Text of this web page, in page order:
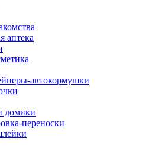
аптека
автокормушки
домики
переноски